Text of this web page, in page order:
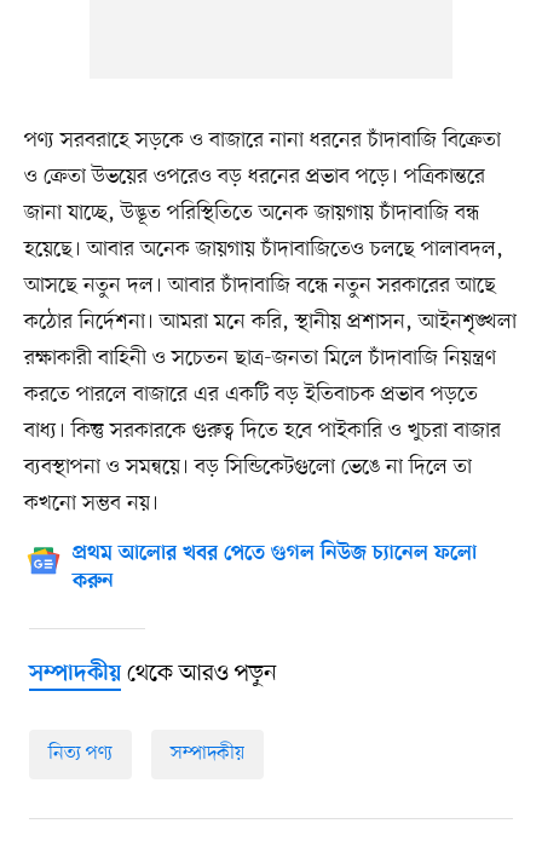
পণ্য সরবরাহে সড়কে ও বাজারে নানা ধরনের চাঁদাবাজি বিক্রেতা
ও ক্রেতা উভয়ের ওপরেও বড় ধরনের প্রভাব পড়ে। পত্রিকান্তরে
জানা যাচ্ছে, উদ্ভূত পরিস্থিতিতে অনেক জায়গায় চাঁদাবাজি বন্ধ
হয়েছে। আবার অনেক জায়গায় চাঁদাবাজিতেও চলছে পালাবদল,
আসছে নতুন দল। আবার চাঁদাবাজি বন্ধে নতুন সরকারের আছে
কঠোর নির্দেশনা। আমরা মনে করি, স্থানীয় প্রশাসন, আইনশৃঙ্খলা
রক্ষাকারী বাহিনী ও সচেতন ছাত্র-জনতা মিলে চাঁদাবাজি নিয়ন্ত্রণ
করতে পারলে বাজারে এর একটি বড় ইতিবাচক প্রভাব পড়তে
বাধ্য। কিন্তু সরকারকে গুরুত্ব দিতে হবে পাইকারি ও খুচরা বাজার
ব্যবস্থাপনা ও সমন্বয়ে। বড় সিন্ডিকেটগুলো ভেঙে না দিলে তা
কখনো সম্ভব নয়।
প্রথম আলোর খবর পেতে গুগল নিউজ চ্যানেল ফলো
করুন
সম্পাদকীয়থেকে আরও পড়ুন
নিত্য পণ্য সম্পাদকীয়